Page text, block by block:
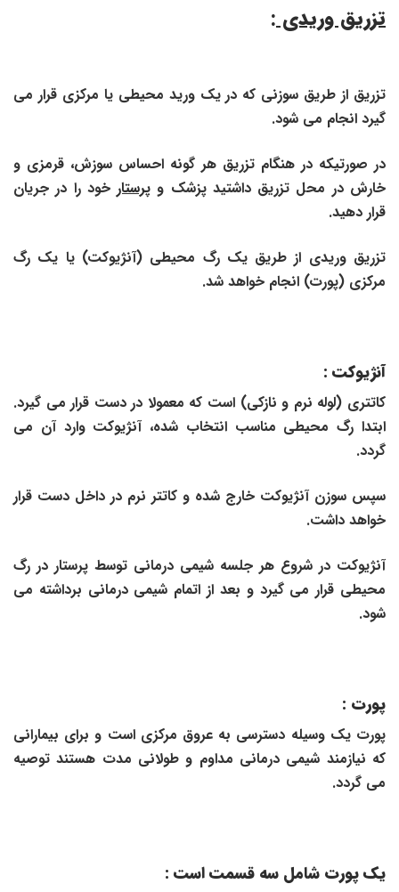
تزریق وریدی:
تزریق از طریق سوزنی که در یک ورید محیطی یا مرکزی قرار می
گیرد انجام می شود.
در صورتیکه در هنگام تزریق هر گونه احساس سوزش، قرمزی و
خارش در محل تزریق داشتید پزشک و پرستارخود را در جریان
قرار دهید.
تزریق وریدی از طریق یک رگ محیطی (آنژیوکت) یا یک رگ
مرکزی (پورت) انجام خواهد شد.
آنژیوکت :
کاتترى (لوله نرم و نازکی) است که معمولا در دست قرار می گیرد.
ابتدا رگ محیطی مناسب انتخاب شده، آنژیوکت وارد آن می
گردد.
سپس سوزن آنژیوکت خارج شده و کاتتر نرم در داخل دست قرار
خواهد داشت.
آنژیوکت در شروع هر جلسه شیمی درمانی توسط پرستار در رگ
محیطی قرار می گیرد و بعد از اتمام شیمی درمانی برداشته می
شود.
پورت :
پورت یک وسیله دسترسی به عروق مرکزی است و برای بیمارانی
که نیازمند شیمی درمانی مداوم و طولانی مدت هستند توصیه
می گردد.
یک پورت شامل سه قسمت است :